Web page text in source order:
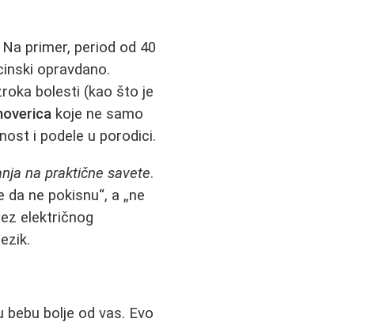
Na primer, period od 40
opravdano.
bolesti (kao što je
koje ne samo
i podele u porodici.
na praktične savete.
ne pokisnu“, a „ne
električnog
bebu bolje od vas. Evo